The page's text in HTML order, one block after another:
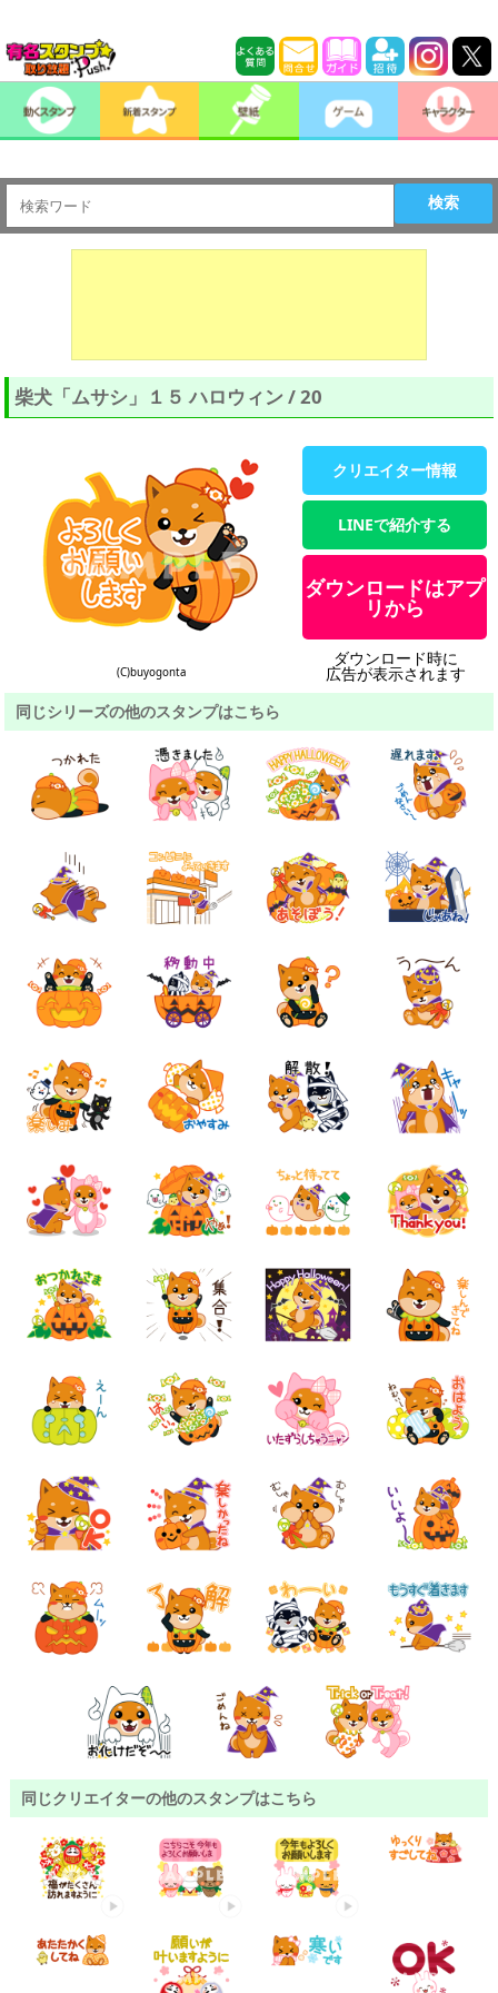
検索
柴犬「ムサシ」１５ ハロウィン / 20
(C)buyogonta
クリエイター情報
LINEで紹介する
ダウンロードはアプ
リから
ダウンロード時に
広告が表示されます
同じシリーズの他のスタンプはこちら
同じクリエイターの他のスタンプはこちら